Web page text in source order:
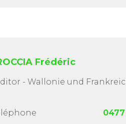
Frédéric
- Wallonie und